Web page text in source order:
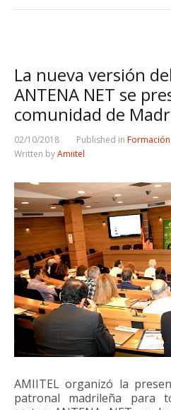
La nueva versión
ANTENA NET se
comunidad de
02/10/2018 Published in Formación
Written byAmiitel
AMIITEL organizó la
patronal madrileña para